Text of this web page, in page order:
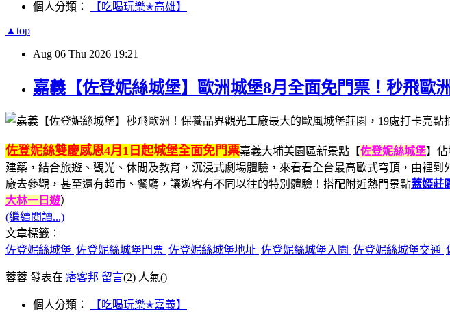
個人分類： 【吃喝玩樂✭高雄】
▲top
Aug 06 Thu 2026 19:21
嘉義【佐登妮絲城堡】歐洲城堡8月全面免門票！秒飛歐
佐登妮絲雙慶感恩4月1日起城堡全面免門票嘉義大埔美園區新景點【佐登妮絲城堡】
建築，結合旅遊、觀光、休閒及教育，沉浸式劇場體驗，來看看全台最高歐式穹頂，由裡
廠去參觀，甚至還有超市、餐廳，讓遊客有不同以往的特別體驗！搭配附近熱門景點蓋婭莊
大林一日遊）
(繼續閱讀...)
文章標籤：
佐登妮絲城堡 佐登妮絲城堡門票 佐登妮絲城堡地址 佐登妮絲城堡入園 佐登妮絲城堡交通
蓉蓉 發表在 痞客邦 留言(2) 人氣()
個人分類： 【吃喝玩樂✭嘉義】